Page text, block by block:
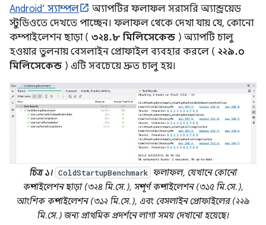
Android’ স্যাম্পল
অ্যাপটির ফলাফল সরাসরি অ্যান্ড্রয়েড
স্টুডিওতে দেখতে পাচ্ছেন। ফলাফল থেকে দেখা যায় যে, কোনো
কম্পাইলেশন ছাড়া ( ৩২৪.৮ মিলিসেকেন্ড ) অ্যাপটি চালু
হওয়ার তুলনায় বেসলাইন প্রোফাইল ব্যবহার করলে ( ২২৯.০
মিলিসেকেন্ড ) এটি সবচেয়ে দ্রুত চালু হয়।
চিত্র ১। ColdStartupBenchmark ফলাফল, যেখানে কোনো
কম্পাইলেশন ছাড়া (৩২৪ মি.সে.), সম্পূর্ণ কম্পাইলেশন (৩১৫ মি.সে.),
আংশিক কম্পাইলেশন (৩১২ মি.সে.), এবং বেসলাইন প্রোফাইলের (২২৯
মি.সে.) জন্য প্রাথমিক প্রদর্শনে লাগা সময় দেখানো হয়েছে।